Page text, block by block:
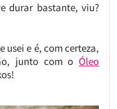
durar bastante, viu?
usei e é, com certeza,
junto com oÓleo